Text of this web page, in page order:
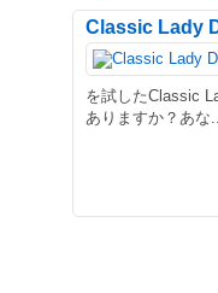
Classic Lady
を試したClassic
ありますか？あな..